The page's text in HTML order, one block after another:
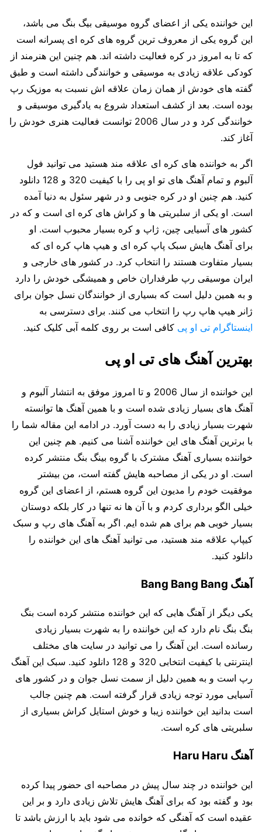
این خواننده یکی از اعضای گروه موسیقی بیگ بنگ می باشد،
این گروه یکی از معروف ترین گروه های کره ای پسرانه است
که تا به امروز در کره فعالیت داشته اند. هم چنین این هنرمند از
کودکی علاقه زیادی به موسیقی و خوانندگی داشته است و طبق
گفته های خودش از همان زمان علاقه اش نسبت به موزیک رپ
بوده است. بعد از کشف استعداد شروع به یادگیری موسیقی و
خوانندگی کرد و در سال 2006 توانست فعالیت هنری خودش را
آغاز کند.
اگر به خواننده های کره ای علاقه مند هستید می توانید فول
آلبوم و تمام آهنگ های تو او پی را با کیفیت 320 و 128 دانلود
کنید. هم چنین او در کره جنوبی و در شهر سئول به دنیا آمده
است. او یکی از سلبریتی ها و کراش های کره ای است و که در
کشور های آسیایی چین، ژاپ و کره بسیار محبوب است. او
برای آهنگ هایش سبک پاپ کره ای و هیپ هاپ کره ای که
بسیار متفاوت هستند را انتخاب کرد. در کشور های خارجی و
ایران موسیقی رپ طرفداران خاص و همیشگی خودش را دارد
و به همین دلیل است که بسیاری از خوانندگان نسل جوان برای
ژانر هیپ هاپ رپ را انتخاب می کنند. برای دسترسی به
اینستاگرام تی او پی کافی است بر روی کلمه آبی کلیک کنید.
بهترین آهنگ های تی او پی
این خواننده از سال 2006 و تا امروز موفق به انتشار آلبوم و
آهنگ های بسیار زیادی شده است و با همین آهنگ ها توانسته
شهرت بسیار زیادی را به دست آورد. در ادامه این مقاله شما را
با برترین آهنگ های این خواننده آشنا می کنیم. هم چنین این
خواننده بسیاری آهنگ مشترک با گروه بینگ بنگ منتشر کرده
است. او در یکی از مصاحبه هایش گفته است، من بیشتر
موفقیت خودم را مدیون این گروه هستم، از اعضای این گروه
خیلی الگو برداری کردم و با آن ها نه تنها در کار بلکه دوستان
بسیار خوبی هم برای هم شده ایم. اگر به آهنگ های رپ و سبک
کیپاپ علاقه مند هستید، می توانید آهنگ های این خواننده را
دانلود کنید.
آهنگ Bang Bang Bang
یکی دیگر از آهنگ هایی که این خواننده منتشر کرده است بنگ
بنگ بنگ نام دارد که این خواننده را به شهرت بسیار زیادی
رسانده است. این آهنگ را می توانید در سایت های مختلف
اینترنتی با کیفیت انتخابی 320 و 128 دانلود کنید. سبک این آهنگ
رپ است و به همین دلیل از سمت نسل جوان و در کشور های
آسیایی مورد توجه زیادی قرار گرفته است. هم چنین جالب
است بدانید این خواننده زیبا و خوش استایل کراش بسیاری از
سلبریتی های کره است.
آهنگ Haru Haru
این خواننده در چند سال پیش در مصاحبه ای حضور پیدا کرده
بود و گفته بود که برای آهنگ هایش تلاش زیادی دارد و بر این
عقیده است که آهنگی که خوانده می شود باید با ارزش باشد تا